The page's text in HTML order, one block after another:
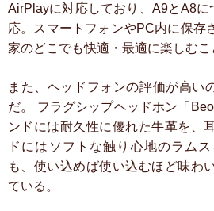
AirPlayに対応しており、A9とA8
応。スマートフォンやPC内に保存
家のどこでも快適・最適に楽しむこ
また、ヘッドフォンの評価が高い
だ。
フラグシップヘッドホン「
ンドには耐久性に優れた牛革を、
ドにはソフトな触り心地のラム
も、使い込めば使い込むほど味わ
ている。